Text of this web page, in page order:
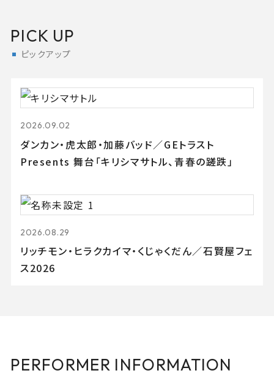
PICK UP
ピックアップ
2026.09.02
ダンカン・虎太郎・加藤バッド／GEトラスト
Presents 舞台「キリシマサトル、青春の蹉跌」
2026.08.29
リッチモン・ヒラクカイマ・くじゃくだん／石賢屋フェ
ス2026
PERFORMER INFORMATION